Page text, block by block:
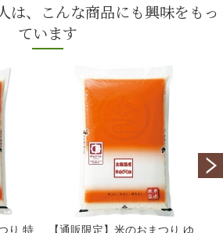
は、こんな商品にも興味をもっ
ています
り 特
【通販限定】米のおまつり ゆ